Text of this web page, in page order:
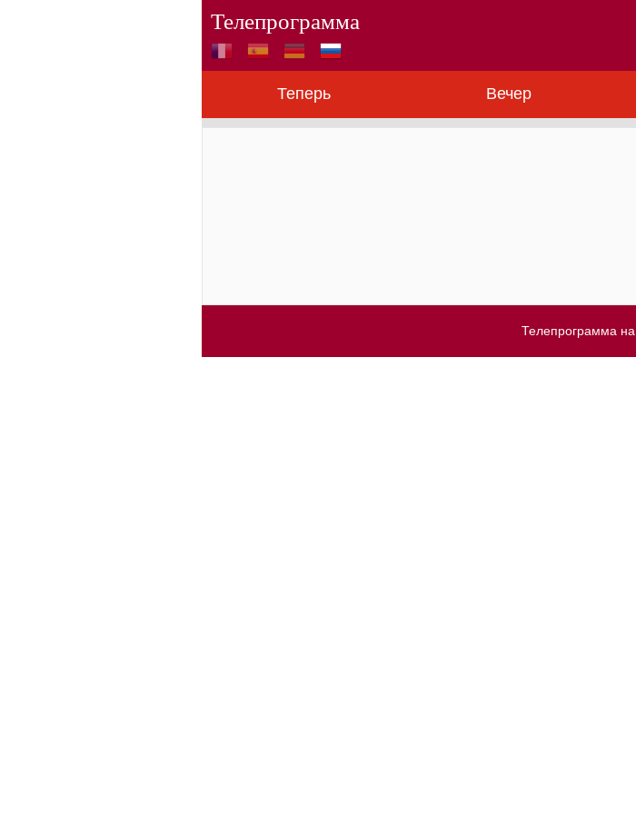
Телепрограмма
Теперь Вечер
Телепрограмма